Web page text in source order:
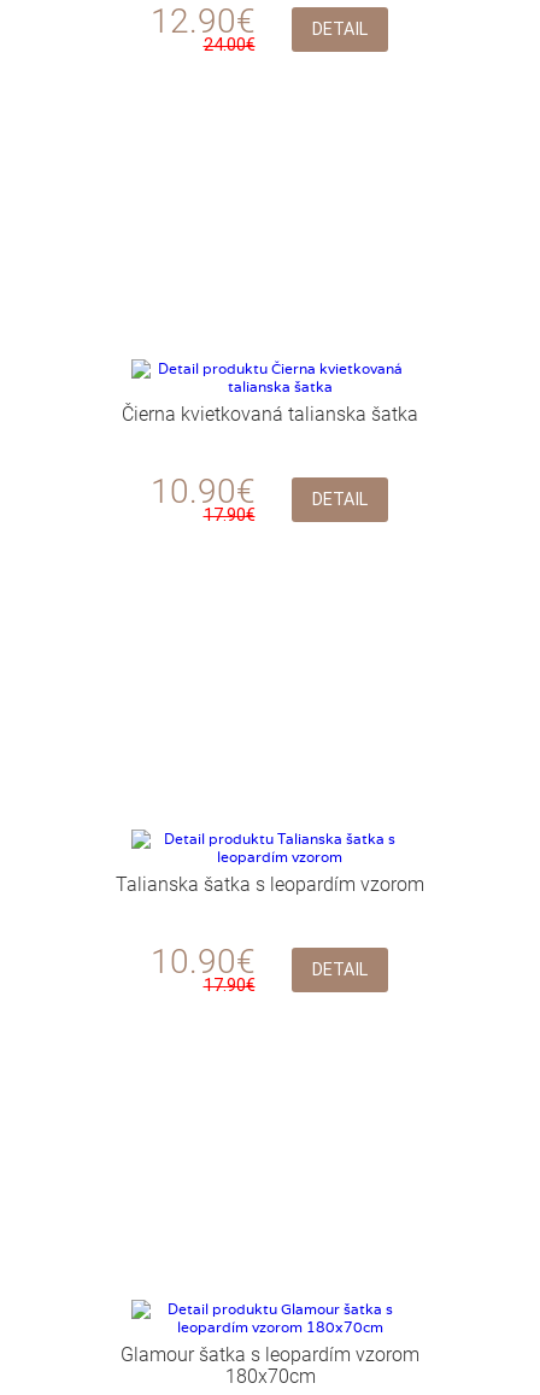
12.90€
24.00€
DETAIL
Čierna kvietkovaná talianska šatka
10.90€
17.90€
DETAIL
Talianska šatka s leopardím vzorom
10.90€
17.90€
DETAIL
Glamour šatka s leopardím vzorom
180x70cm